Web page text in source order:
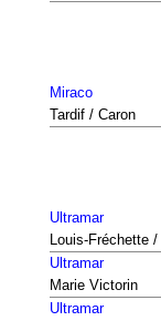
Miraco
Tardif / Caron
Ultramar
Louis-Fréchette
Ultramar
Marie Victorin
Ultramar